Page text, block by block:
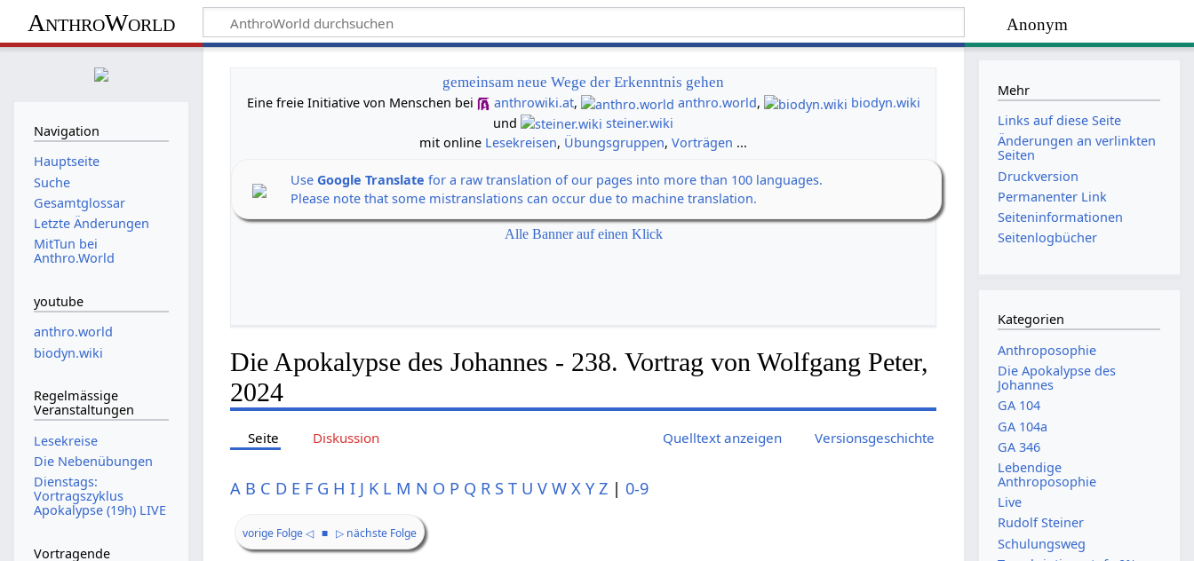
Anonym
AnthroWorld
gemeinsam neue Wege der Erkenntnis gehen
Eine freie Initiative von Menschen bei
anthrowiki.at, anthro.world,
biodyn.wiki
und
steiner.wiki
mit online Lesekreisen, Übungsgruppen,Vorträgen ...
UseGoogle Translate for a raw translation of our pages into more than 100 languages.
Please note that some mistranslations can occur due to machine translation.
Alle Banner auf einen Klick
Die Apokalypse des Johannes - 238. Vortrag von Wolfgang Peter,
2024
Seite Diskussion Quelltext anzeigen Versionsgeschichte
A B C D E F G H I J K L M N O P Q R S T U V W X Y Z | 0-9
vorige Folge ◁ ■ ▷ nächste Folge
Navigation
Hauptseite
Suche
Gesamtglossar
Letzte Änderungen
MitTun bei
Anthro.World
youtube
anthro.world
biodyn.wiki
Regelmässige
Veranstaltungen
Lesekreise
Die Nebenübungen
Dienstags:
Vortragszyklus
Apokalypse (19h) LIVE
Vortragende
Mehr
Links auf diese Seite
Änderungen an verlinkten
Seiten
Druckversion
Permanenter Link
Seiten­­informationen
Seitenlogbücher
Kategorien
Anthroposophie
Die Apokalypse des
Johannes
GA 104
GA 104a
GA 346
Lebendige
Anthroposophie
Live
Rudolf Steiner
Schulungsweg